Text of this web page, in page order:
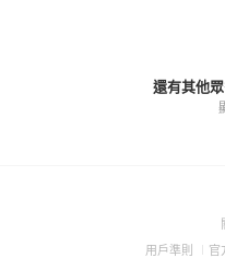
還有其他
用戶準則 官